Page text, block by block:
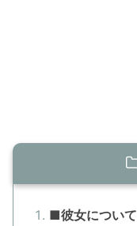
■彼女について